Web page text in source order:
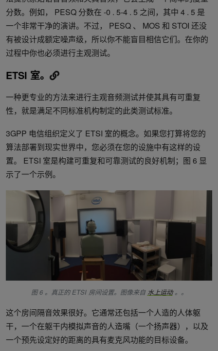
分数。例如， PESQ 分数在 -0 . 5-4 . 5 之间，其中 4 . 5 是
一个非常干净的演讲。不过， PESQ 、 MOS 和 STOI 还没
有被设计成额定噪声级，所以你不能盲目相信它们。在你的
过程中你也必须进行主观测试。
ETSI 室。
一种更专业的方法来进行主观音频测试并使其具有可重复
性，就是满足不同标准机构制定的此类测试标准。
3GPP 电信组织定义了 ETSI 室的概念。如果您打算将您的
算法部署到现实世界中，您必须在您的设施中有这样的设
置。 ETSI 室是构建可重复和可靠测试的良好机制；图 6 显
示了一个示例。
图 6 。真正的 ETSI 房间设置。图像来自 水上运动。。
这个房间隔音效果很好。它通常还包括一个人造的人体躯
干，一个在躯干内模拟声音的人造嘴（一个扬声器），以及
一个预先设定好的距离的具有麦克风功能的目标设备。